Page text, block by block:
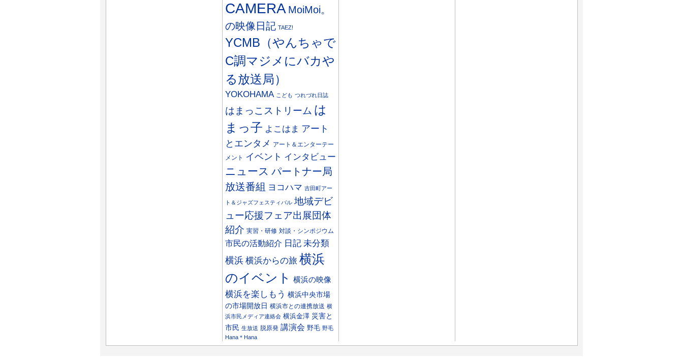
CAMERA MoiMoi。
の映像日記 TAEZ!
YCMB（やんちゃで
C調マジメにバカや
る放送局）
YOKOHAMA こども つれづれ日誌
はまっこストリーム は
まっ子 よこはま アート
とエンタメ アート＆エンターテー
メント
イベント インタビュー
ニュース パートナー局
放送番組 ヨコハマ 吉田町アー
ト＆ジャズフェスティバル 地域デビ
ュー応援フェア出展団体
紹介 実習・研修 対談・シンポジウム
市民の活動紹介 日記 未分類
横浜 横浜からの旅 横浜
のイベント
横浜の映像
横浜を楽しもう 横浜中央市場
の市場開放日 横浜市との連携放送 横
浜市民メディア連絡会 横浜金澤 災害と
市民 生放送 脱原発 講演会 野毛 野毛
Hana＊Hana